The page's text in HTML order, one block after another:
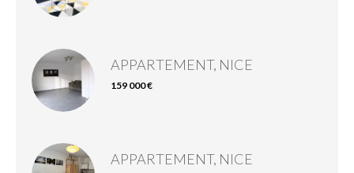
APPARTEMENT, NICE
159 000 €
APPARTEMENT, NICE